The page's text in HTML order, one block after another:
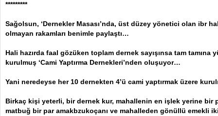
*********
Sağolsun, ‘Dernekler Masası’nda, üst düzey yönetici olan ibr
olmayan rakamları benimle paylaştı…
Hali hazırda faal gözüken toplam dernek sayışınsa tam tamına
kurulmuş ‘Cami Yaptırma Dernekleri’nden oluşuyor…
Yani neredeyse her 10 dernekten 4’ü cami yaptırmak üzere
Birkaç kişi yeterli, bir dernek kur, mahallenin en işlek yerine bir
matbuğ bir par amakbzukoçanı ve mahalleden gönüllü emekli